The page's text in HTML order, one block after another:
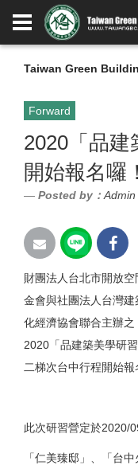
Taiwan Green
Forward
2020「品建
開始報名囉
Posted by： Admin
財團法人台北市開放空
金會與社團法人台灣建
化經濟協會聯合主辦之
2020「品建築美學研
二梯次台中行程開始報
此次研習營定於2020/
「仁美臻邸」、「台